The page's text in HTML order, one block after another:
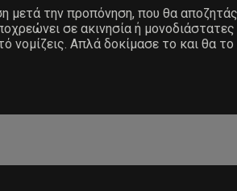
μετά την προπόνηση, που θα
σε ακινησία ή
νομίζεις. Απλά δοκίμασε το και θα